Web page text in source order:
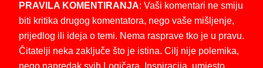
PRAVILA KOMENTIRANJA: Vaši komentari ne smiju
biti kritika drugog komentatora, nego vaše mišljenje,
prijedlog ili ideja o temi. Nema rasprave tko je u pravu.
Čitatelji neka zaključe što je istina. Cilj nije polemika,